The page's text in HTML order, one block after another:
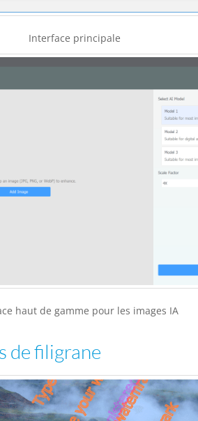
Interface principale
haut de gamme pour les images IA
de filigrane